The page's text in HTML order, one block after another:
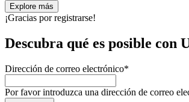
Explore más
¡Gracias por registrarse!
Descubra qué es posible con
Dirección de correo electrónico*
Por favor introduzca una dirección de correo